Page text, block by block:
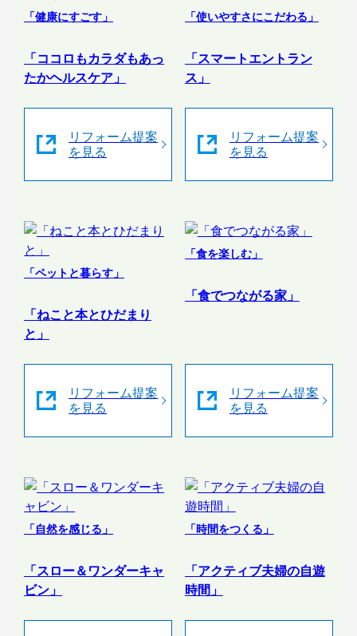
「健康にすごす」
「ココロもカラダもあっ
たかヘルスケア」
リフォーム提案
を見る
「使いやすさにこだわる」
「スマートエントラン
ス」
リフォーム提案
を見る
「ペットと暮らす」
「ねこと本とひだまり
と」
リフォーム提案
を見る
「食を楽しむ」
「食でつながる家」
リフォーム提案
を見る
「自然を感じる」
「スロー＆ワンダーキャ
ビン」
「時間をつくる」
「アクティブ夫婦の自遊
時間」